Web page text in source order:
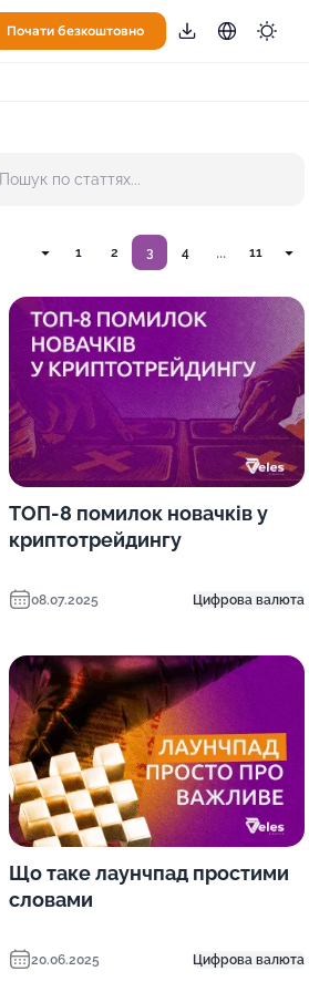
Почати безкоштовно
Пошук по статтях...
1 2 3 4 ... 11
ТОП-8 помилок новачків у
криптотрейдингу
08.07.2025 Цифрова валюта
Що таке лаунчпад простими
словами
20.06.2025 Цифрова валюта